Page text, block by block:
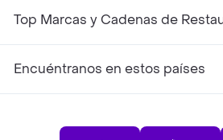
Top Marcas y Cadenas de
Encuéntranos en estos países